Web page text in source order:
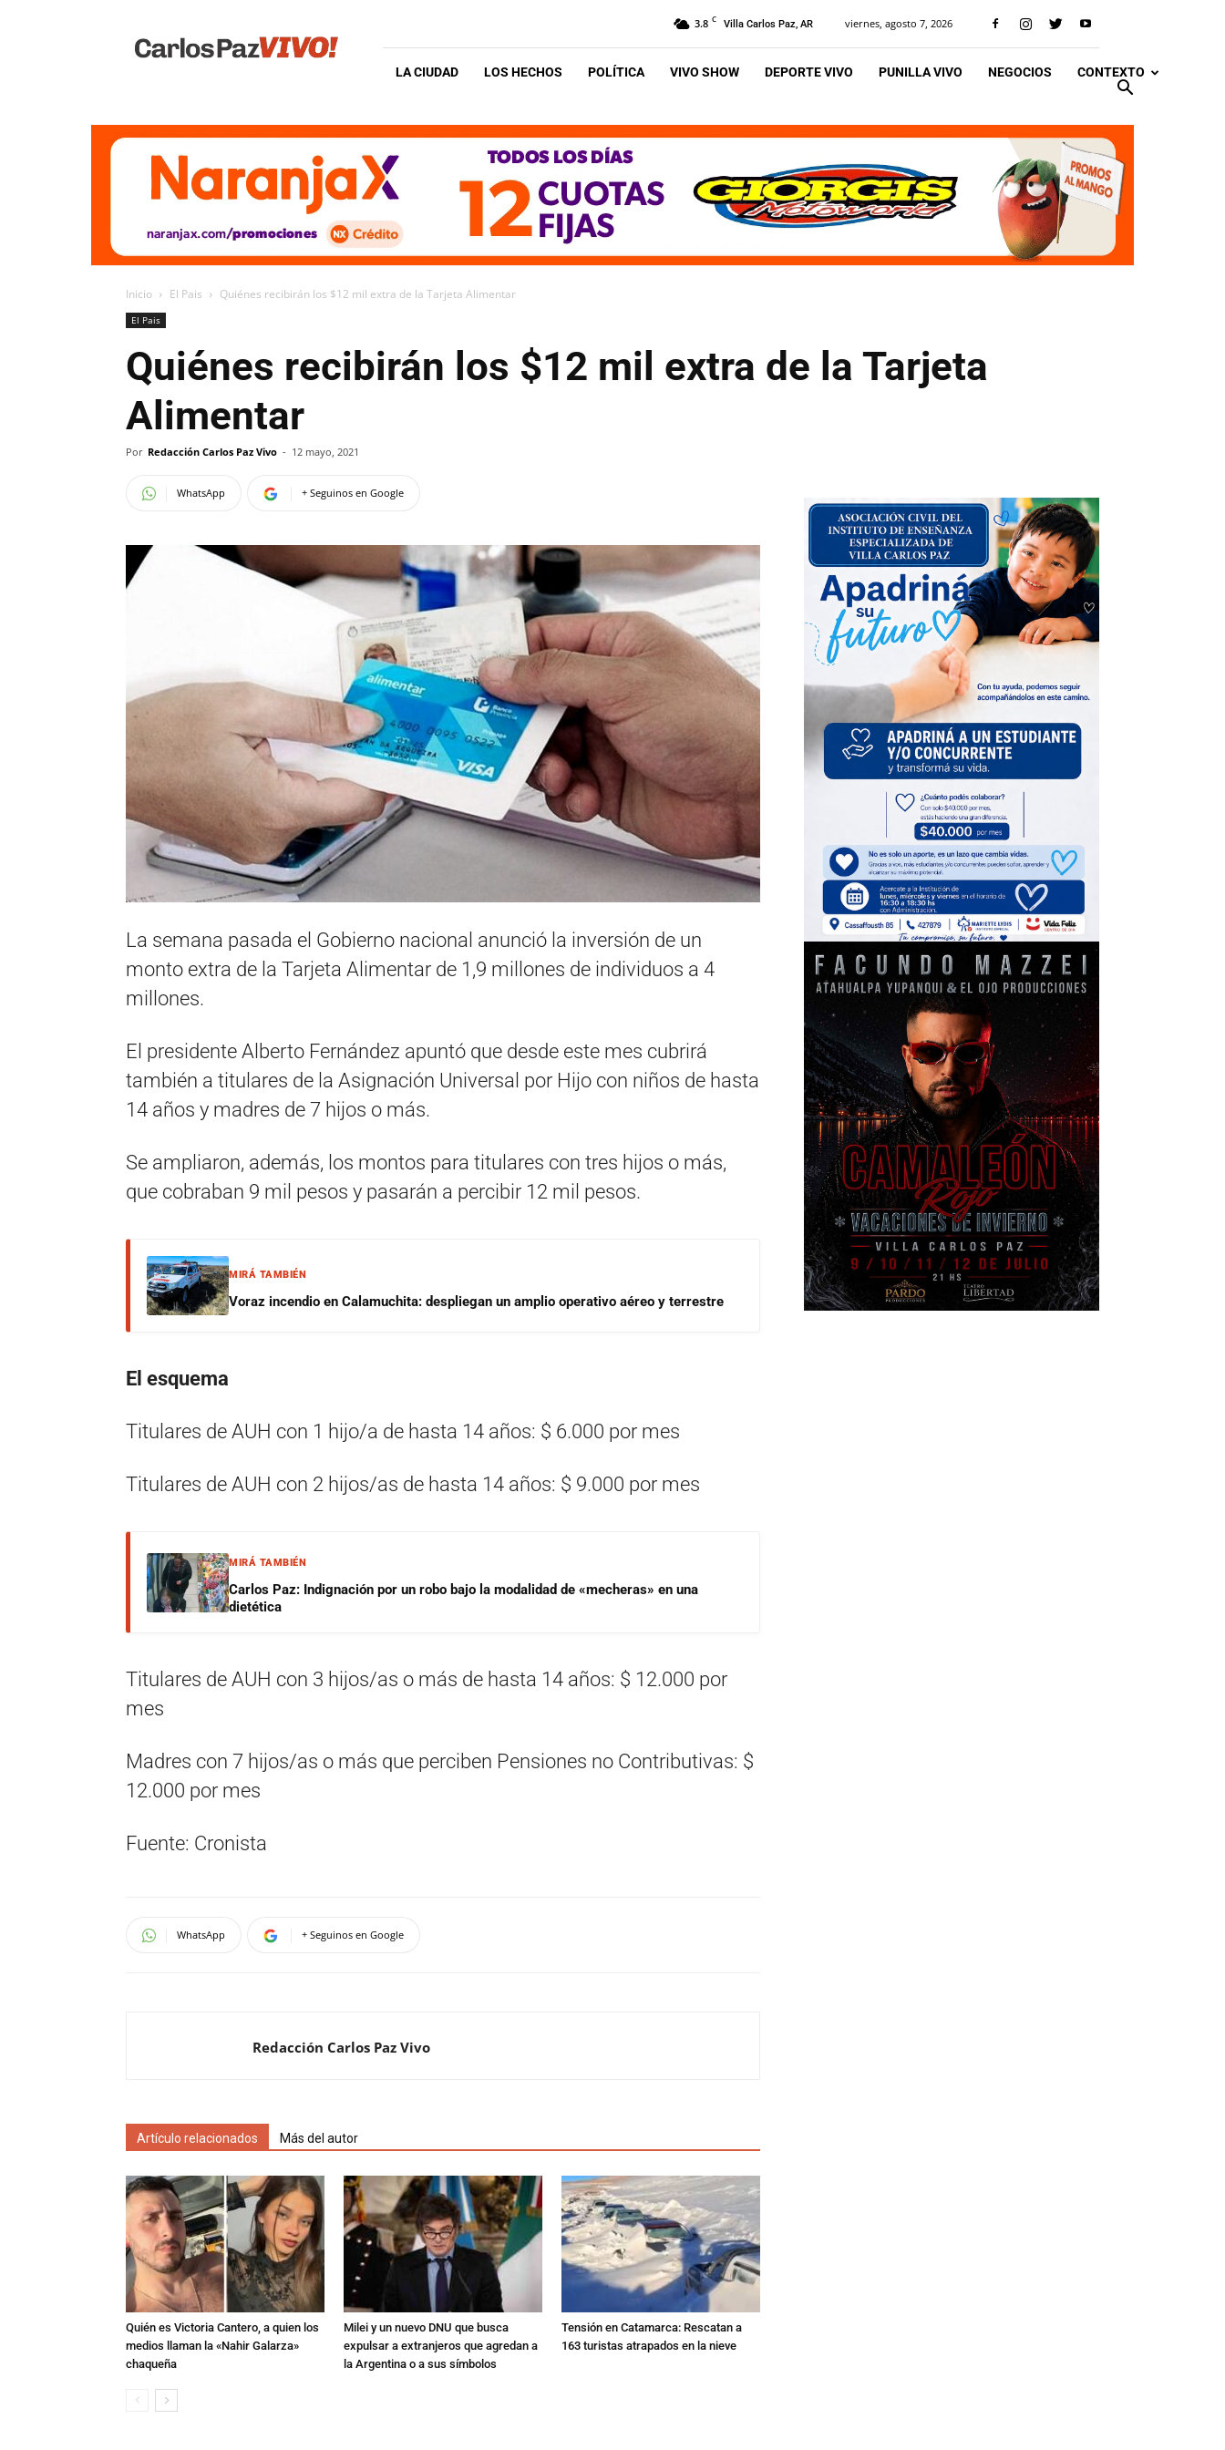
Vivo
3.8 C Villa Carlos Paz, AR viernes, agosto 7, 2026
LA CIUDAD LOS HECHOS POLÍTICA VIVO SHOW DEPORTE VIVO PUNILLA VIVO NEGOCIOS CONTEXTO
Inicio El Pais Quiénes recibirán los $12 mil extra de la Tarjeta Alimentar
El Pais
Quiénes recibirán los $12 mil extra de la Tarjeta
Alimentar
Por Redacción Carlos Paz Vivo - 12 mayo, 2021
WhatsApp + Seguinos en Google
La semana pasada el Gobierno nacional anunció la inversión de un
monto extra de la Tarjeta Alimentar de 1,9 millones de individuos a 4
millones.
El presidente Alberto Fernández apuntó que desde este mes cubrirá
también a titulares de la Asignación Universal por Hijo con niños de hasta
14 años y madres de 7 hijos o más.
Se ampliaron, además, los montos para titulares con tres hijos o más,
que cobraban 9 mil pesos y pasarán a percibir 12 mil pesos.
MIRÁ TAMBIÉN
Voraz incendio en Calamuchita: despliegan un amplio operativo aéreo y terrestre
El esquema
Titulares de AUH con 1 hijo/a de hasta 14 años: $ 6.000 por mes
Titulares de AUH con 2 hijos/as de hasta 14 años: $ 9.000 por mes
MIRÁ TAMBIÉN
Carlos Paz: Indignación por un robo bajo la modalidad de «mecheras» en una
dietética
Titulares de AUH con 3 hijos/as o más de hasta 14 años: $ 12.000 por
mes
Madres con 7 hijos/as o más que perciben Pensiones no Contributivas: $
12.000 por mes
Fuente: Cronista
WhatsApp + Seguinos en Google
Redacción Carlos Paz Vivo
Artículo relacionados Más del autor
Quién es Victoria Cantero, a quien los
medios llaman la «Nahir Galarza»
chaqueña
Milei y un nuevo DNU que busca
expulsar a extranjeros que agredan a
la Argentina o a sus símbolos
Tensión en Catamarca: Rescatan a
163 turistas atrapados en la nieve